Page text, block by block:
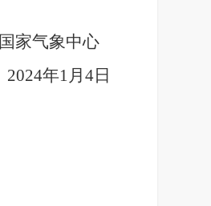
国家气象中心
2024年1月4日